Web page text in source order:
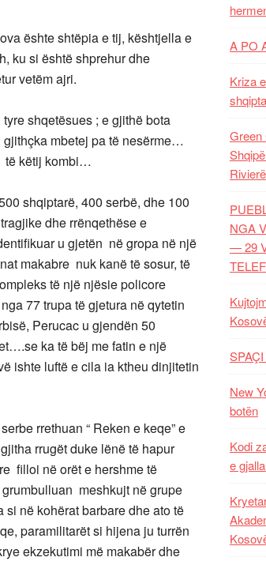
ështe shtëpia e tij, kështjella e
ku si është shprehur dhe
vetëm ajri.
shqetësues ; e gjithë bota
mbetej pa të nesërme…
të këtij kombi…
shqiptarë, 400 serbë, dhe 100
dhe rrënqethëse e
u gjetën në gropa në një
makabre nuk kanë të sosur, të
të një njësie policore
77 trupa të gjetura në qytetin
Perucac u gjendën 50
ka të bëj me fatin e një
ishte luftë e cila ia ktheu dinjitetin
rrethuan “ Reken e keqe” e
rrugët duke lënë të hapur
filloi në orët e hershme të
meshkujt në grupe
në kohërat barbare dhe ato të
paramilitarët si hijena ju turrën
ekzekutimi më makabër dhe
A PO
Kriza
Green
NGA
— 29
New
botën
Kodi
e